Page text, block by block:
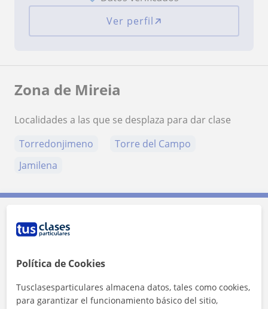
Ver perfil
Zona de Mireia
Localidades a las que se desplaza para dar clase
Torredonjimeno
Torre del Campo
Jamilena
Contacta con Mireia
Tarifa
1ª clase gratis
Política de Cookies
Tusclasesparticulares almacena datos, tales como cookies,
para garantizar el funcionamiento básico del sitio,